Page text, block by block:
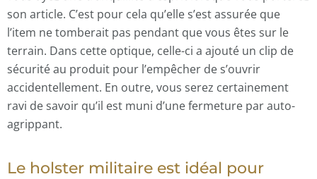
son article. C’est pour cela qu’elle s’est assurée que
l’item ne tomberait pas pendant que vous êtes sur le
terrain. Dans cette optique, celle-ci a ajouté un clip de
sécurité au produit pour l’empêcher de s’ouvrir
accidentellement. En outre, vous serez certainement
ravi de savoir qu’il est muni d’une fermeture par auto-
agrippant.
Le holster militaire est idéal pour